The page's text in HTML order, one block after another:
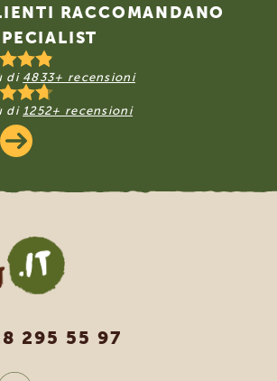
RACCOMANDANO
di 4833+ recensioni
di1252+ recensioni
295 55 97